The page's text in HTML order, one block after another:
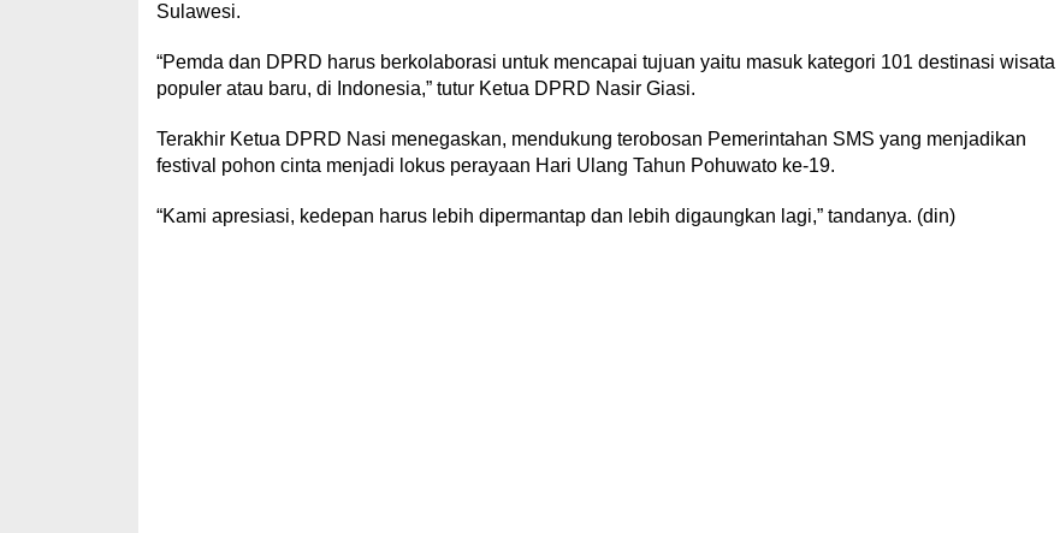
Sulawesi.
“Pemda dan DPRD harus berkolaborasi untuk mencapai tujuan yaitu masuk kategori 101 destinasi wisata
populer atau baru, di Indonesia,” tutur Ketua DPRD Nasir Giasi.
Terakhir Ketua DPRD Nasi menegaskan, mendukung terobosan Pemerintahan SMS yang menjadikan
festival pohon cinta menjadi lokus perayaan Hari Ulang Tahun Pohuwato ke-19.
“Kami apresiasi, kedepan harus lebih dipermantap dan lebih digaungkan lagi,” tandanya. (din)